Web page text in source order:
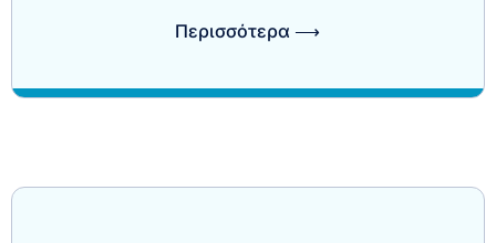
Περισσότερα ⟶